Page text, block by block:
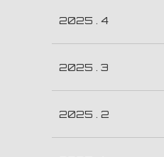
2025 . 4
2025 . 3
2025 . 2